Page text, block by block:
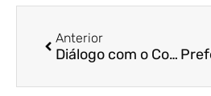
Anterior
Diálogo com o Congresso será desafio de Funchal como o n° 2 da Economia – A Gazeta / Prof. Dr. Bruno Funchal e Prof. Dr. Felipe Storch